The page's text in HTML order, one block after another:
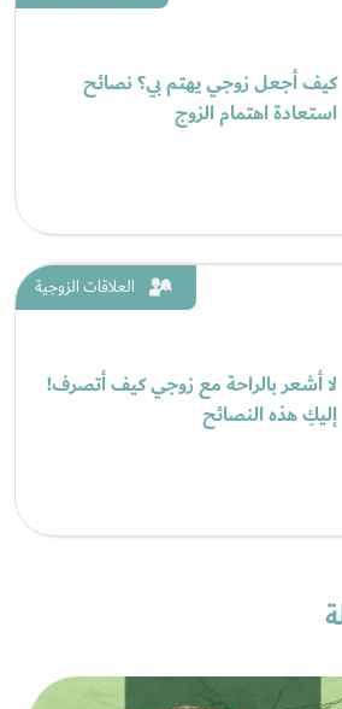
كيف أجعل زوجي يهتم بي؟ نصائح
استعادة اهتمام الزوج
العلاقات الزوجية
لا أشعر بالراحة مع زوجي كيف أتصرف!
إليكِ هذه النصائح